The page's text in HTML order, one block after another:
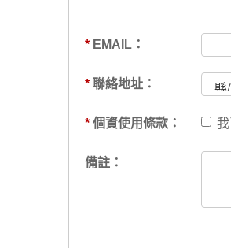
* EMAIL：
* 聯絡地址：
* 個資使用條款：
備註：